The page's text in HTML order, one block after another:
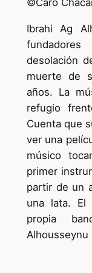
Ibrahi Ag
desolación
muerte de
años. La
refugio
Cuenta que
ver una
músico
primer
partir de un
una lata. El
propia
Alhousseynu